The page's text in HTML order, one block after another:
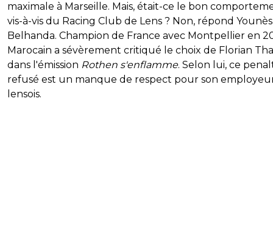
maximale à Marseille. Mais, était-ce le bon
vis-à-vis du Racing Club de Lens ? Non, répond Younès
Belhanda. Champion de France avec Montpellier en
Marocain a sévèrement critiqué le choix de Florian
dans l'émission Rothen s'enflamme. Selon lui, ce
refusé est un manque de respect pour son
lensois.